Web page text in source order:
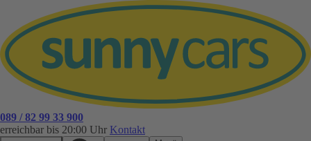
089 / 82 99 33 900
erreichbar bis 20:00 Uhr Kontakt